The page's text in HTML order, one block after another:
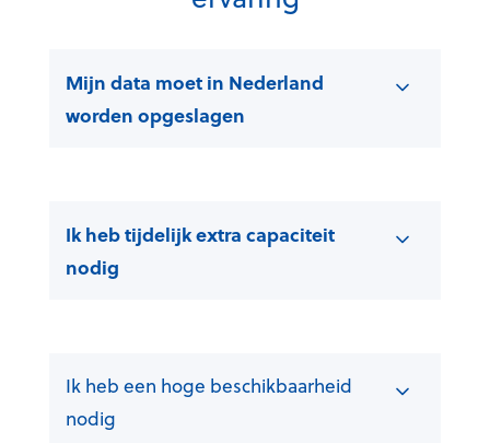
Mijn data moet in Nederland
worden opgeslagen
Ik heb tijdelijk extra capaciteit
nodig
Ik heb een hoge beschikbaarheid
nodig